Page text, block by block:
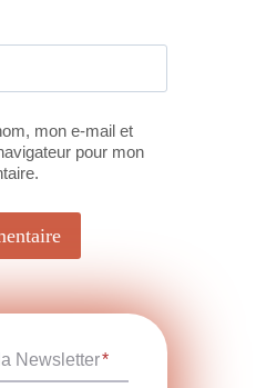
mon e-mail et
pour mon
Newsletter*